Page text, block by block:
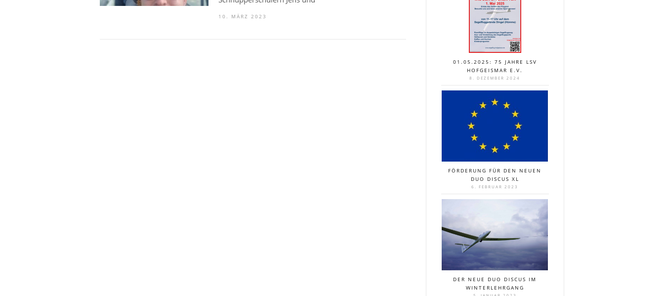
10. MÄRZ 2023
01.05.2025: 75 JAHRE LSV
HOFGEISMAR E.V.
8. DEZEMBER 2024
FÖRDERUNG FÜR DEN NEUEN
DUO DISCUS XL
6. FEBRUAR 2023
DER NEUE DUO DISCUS IM
WINTERLEHRGANG